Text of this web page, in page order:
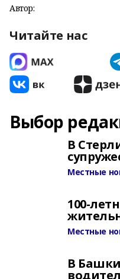
Автор:
Читайте нас
Выбор
В
Местные
100-
Местные
В